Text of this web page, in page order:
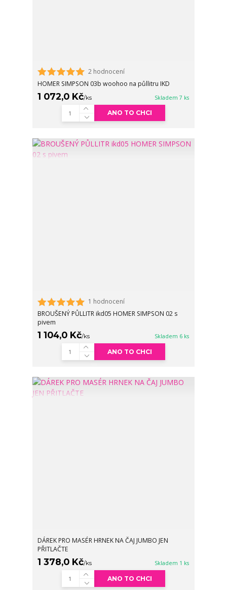
2 hodnocení
HOMER SIMPSON 03b woohoo na půllitru IKD
1 072,0 Kč/ks Skladem 7 ks
ANO TO CHCI
1 hodnocení
BROUŠENÝ PŮLLITR ikd05 HOMER SIMPSON 02 s
pivem
1 104,0 Kč/ks Skladem 6 ks
ANO TO CHCI
DÁREK PRO MASÉR HRNEK NA ČAJ JUMBO JEN
PŘITLAČTE
1 378,0 Kč/ks Skladem 1 ks
ANO TO CHCI